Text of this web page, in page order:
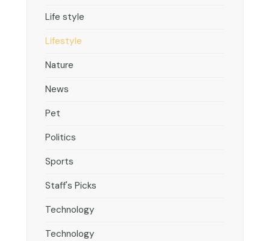
Life style
Lifestyle
Nature
News
Pet
Politics
Sports
Staff's Picks
Technology
Technology